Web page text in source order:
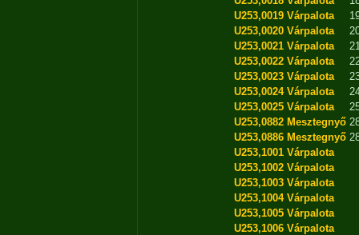
U253,0019 Várpalota
U253,0020 Várpalota
U253,0021 Várpalota
U253,0022 Várpalota
U253,0023 Várpalota
U253,0024 Várpalota
U253,0025 Várpalota
U253,0882 Mesztegnyő
U253,0886 Mesztegnyő
U253,1001 Várpalota
U253,1002 Várpalota
U253,1003 Várpalota
U253,1004 Várpalota
U253,1005 Várpalota
U253,1006 Várpalota